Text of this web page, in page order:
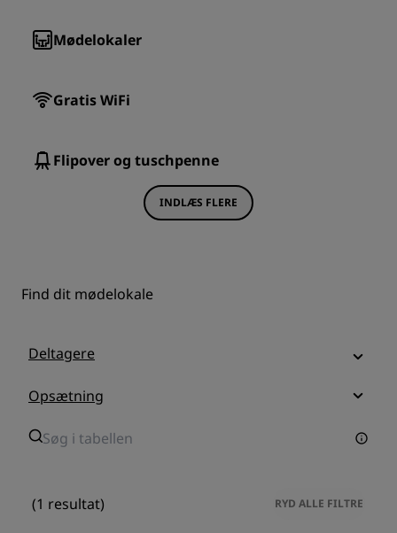
Mødelokaler
Gratis WiFi
Flipover og tuschpenne
INDLÆS FLERE
Find dit mødelokale
Deltagere
Opsætning
(1 resultat) RYD ALLE FILTRE